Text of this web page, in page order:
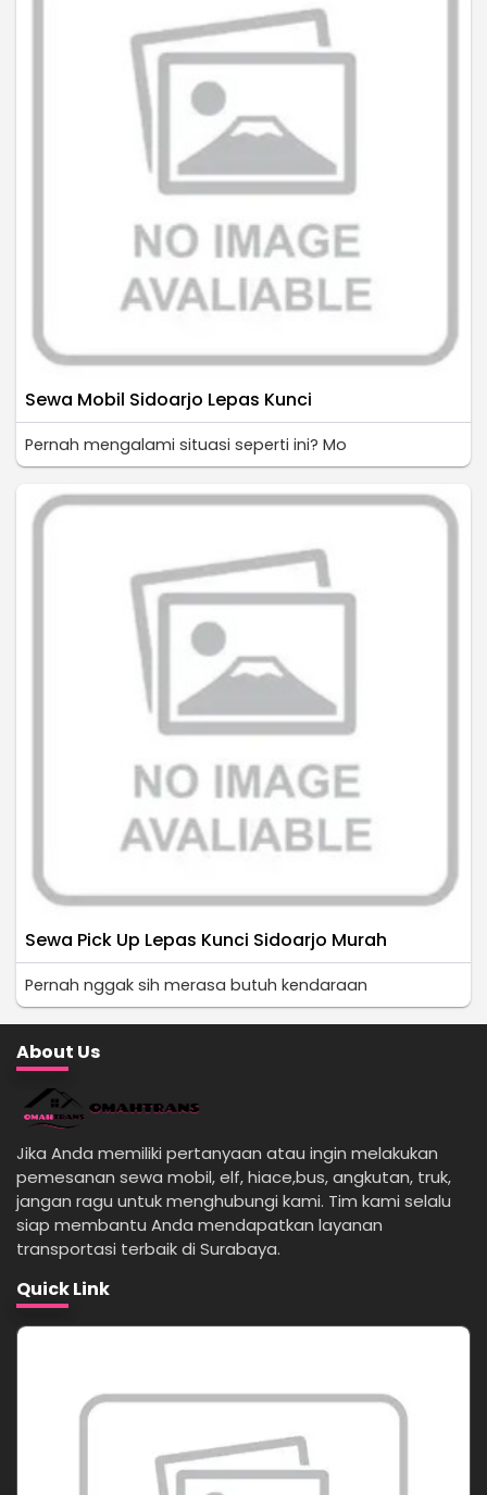
Sewa Mobil Sidoarjo Lepas Kunci
Pernah mengalami situasi seperti ini? Mo
Sewa Pick Up Lepas Kunci Sidoarjo Murah
Pernah nggak sih merasa butuh kendaraan
About Us
Jika Anda memiliki pertanyaan atau ingin melakukan
pemesanan sewa mobil, elf, hiace,bus, angkutan, truk,
jangan ragu untuk menghubungi kami. Tim kami selalu
siap membantu Anda mendapatkan layanan
transportasi terbaik di Surabaya.
Quick Link